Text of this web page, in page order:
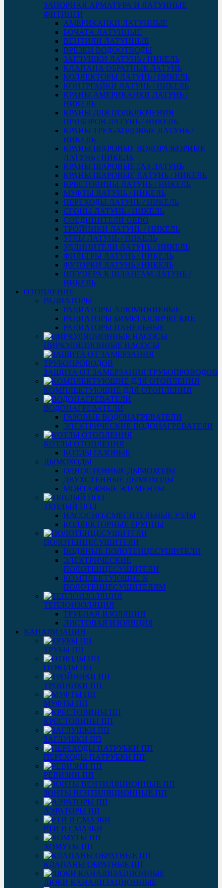
ЗАПОРНАЯ АРМАТУРА И ЛАТУННЫЕ
ФИТИНГИ
АМЕРИКАНКИ ЛАТУННЫЕ
БОЧАТА ЛАТУННЫЕ
ВЕНТИЛИ ЛАТУННЫЕ
ВРЕЗКИ ВОДООТВОДЫ
ЗАГЛУШКИ ЛАТУНЬ / НИКЕЛЬ
КЛАПАНА ОБРАТНЫЕ ЛАТУНЬ
КОЛЛЕКТОРЫ ЛАТУНЬ / НИКЕЛЬ
КОНТРГАЙКИ ЛАТУНЬ / НИКЕЛЬ
КРАНЫ АМЕРИКАНКИ ЛАТУНЬ /
НИКЕЛЬ
КРАНЫ ДЛЯ ПОДКЛЮЧЕНИЯ
ПРИБОРОВ ЛАТУНЬ / НИКЕЛЬ
КРАНЫ ТРЕХ-ХОДОВЫЕ ЛАТУНЬ /
НИКЕЛЬ
КРАНЫ ШАРОВЫЕ ВОДОРАЗБОРНЫЕ
ЛАТУНЬ / НИКЕЛЬ
КРАНЫ ШАРОВЫЕ ГАЗ ЛАТУНЬ
КРАНЫ ШАРОВЫЕ ЛАТУНЬ / НИКЕЛЬ
КРЕСТОВИНЫ ЛАТУНЬ / НИКЕЛЬ
МУФТЫ ЛАТУНЬ / НИКЕЛЬ
ПЕРЕХОДЫ ЛАТУНЬ / НИКЕЛЬ
СГОНЫ ЛАТУНЬ / НИКЕЛЬ
СОЕДИНИТЕЛИ GEBO
ТРОЙНИКИ ЛАТУНЬ / НИКЕЛЬ
УГЛЫ ЛАТУНЬ / НИКЕЛЬ
УДЛИНИТЕЛИ ЛАТУНЬ / НИКЕЛЬ
ФИЛЬТРЫ ЛАТУНЬ / НИКЕЛЬ
ФУТОРКИ ЛАТУНЬ / НИКЕЛЬ
ШТУЦЕРА К ШЛАНГАМ ЛАТУНЬ /
НИКЕЛЬ
ОТОПЛЕНИЕ
РАДИАТОРЫ
РАДИАТОРЫ АЛЮМИНИЕВЫЕ
РАДИАТОРЫ БИМЕТАЛЛИЧЕСКИЕ
РАДИАТОРЫ ПАНЕЛЬНЫЕ
ЦИРКУЛЯЦИОННЫЕ НАСОСЫ
ЗАЩИТА ОТ ЗАМЕРЗАНИЯ ТРУБОПРОВОДОВ
КОМПЛЕКТУЮЩИЕ ДЛЯ ОТОПЛЕНИЯ
ВОДОНАГРЕВАТЕЛИ
ГАЗОВЫЕ ВОДОНАГРЕВАТЕЛИ
ЭЛЕКТРИЧЕСКИЕ ВОДОНАГРЕВАТЕЛИ
КОТЛЫ ОТОПЛЕНИЯ
КОТЛЫ ГАЗОВЫЕ
ДЫМОХОДЫ
ОДНОСТЕННЫЕ ДЫМОХОДЫ
ДВУХСТЕННЫЕ ДЫМОХОДЫ
МОНТАЖНЫЕ ЭЛЕМЕНТЫ
ТЕПЛЫЙ ПОЛ
НАСОСНО-СМЕСИТЕЛЬНЫЕ УЗЛЫ
КОЛЛЕКТОРНЫЕ ГРУППЫ
ПОЛОТЕНЦЕСУШИТЕЛИ
ВОДЯНЫЕ ПОЛОТЕНЦЕСУШИТЕЛИ
ЭЛЕКТРИЧЕСКИЕ
ПОЛОТЕНЦЕСУШИТЕЛИ
КОМПЛЕКТУЮЩИЕ К
ПОЛОТЕНЦЕСУШИТЕЛЯМ
ТЕПЛОИЗОЛЯЦИЯ
ТРУБНАЯ ИЗОЛЯЦИЯ
ЛИСТОВАЯ ИЗОЛЯЦИЯ
КАНАЛИЗАЦИЯ
ТРУБЫ ПП
ОТВОДЫ ПП
ТРОЙНИКИ ПП
МУФТЫ ПП
КРЕСТОВИНЫ ПП
ЗАГЛУШКИ ПП
ПЕРЕХОДЫ ПАТРУБКИ ПП
РЕВИЗИИ ПП
ЗОНТЫ ВЕНТИЛЯЦИОННЫЕ ПП
АЭРАТОРЫ ПП
РТИ И СМАЗКИ
ХОМУТЫ ПП
КЛАПАНЫ ОБРАТНЫЕ ПП
ЛЮКИ КАНАЛИЗАЦИОННЫЕ